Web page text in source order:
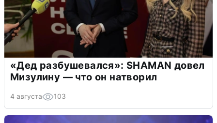
«Дед разбушевался»: SHAMAN довел
Мизулину — что он натворил
4 августа 103